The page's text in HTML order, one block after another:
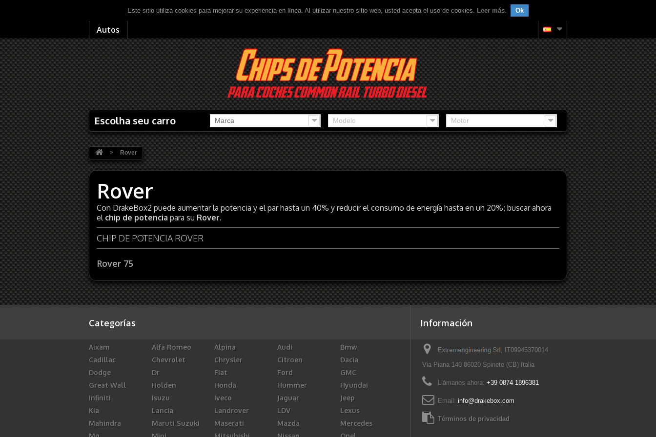
Este sitio utiliza cookies para mejorar su experiencia en línea. Al utilizar nuestro sitio web, usted acepta el uso de cookies. Leer más. Ok
Autos
Escolha seu carro Marca Modelo Motor
> Rover
Rover
Con DrakeBox2 puede aumentar la potencia y el par hasta un 40% y reducir el consumo de energía hasta en un 20%; buscar ahora
el chip de potencia para su Rover.
CHIP DE POTENCIA ROVER
Rover 75
Categorías
Aixam Alfa Romeo Alpina Audi
Bmw
Cadillac
Chevrolet Chrysler Citroen
Dacia
Dodge
Dr Fiat Ford
GMC
Great Wall
Holden Honda Hummer
Hyundai
Infiniti
Isuzu Iveco Jaguar
Jeep
Kia
Lancia Landrover LDV
Lexus
Mahindra
Maruti Suzuki Maserati Mazda
Mercedes
Información
IT09945370014
Via Piana 140 86020 Spinete (CB) Italia
Llámanos ahora:+39 0874 1896381
Email:info@drakebox.com
Términos de privacidad